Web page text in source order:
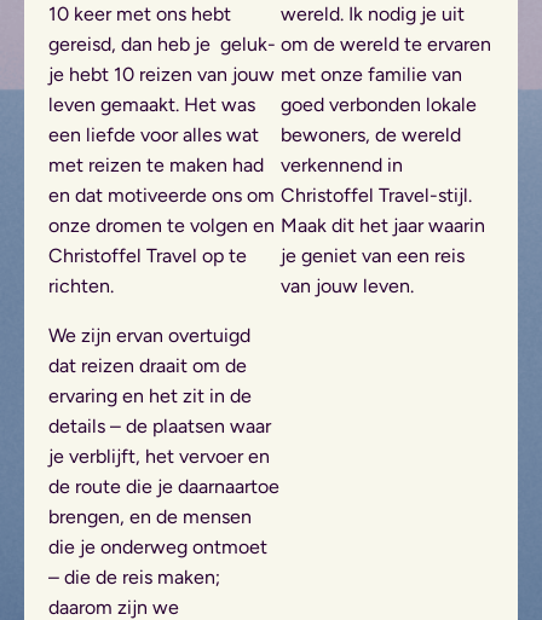
10 keer met ons hebt
gereisd, dan heb je geluk-
je hebt 10 reizen van jouw
leven gemaakt. Het was
een liefde voor alles wat
met reizen te maken had
en dat motiveerde ons om
onze dromen te volgen en
Christoffel Travel op te
richten.
We zijn ervan overtuigd
dat reizen draait om de
ervaring en het zit in de
details – de plaatsen waar
je verblijft, het vervoer en
de route die je daarnaartoe
brengen, en de mensen
die je onderweg ontmoet
– die de reis maken;
daarom zijn we
wereld. Ik nodig je uit
om de wereld te ervaren
met onze familie van
goed verbonden lokale
bewoners, de wereld
verkennend in
Christoffel Travel-stijl.
Maak dit het jaar waarin
je geniet van een reis
van jouw leven.